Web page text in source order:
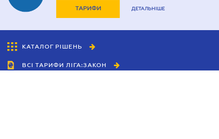
ТАРИФИ ДЕТАЛЬНІШЕ
КАТАЛОГ РІШЕНЬ
ВСІ ТАРИФИ ЛІГА:ЗАКОН